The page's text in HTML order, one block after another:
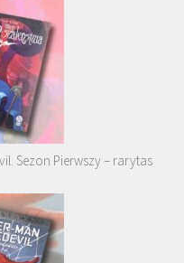
Sezon Pierwszy – rarytas